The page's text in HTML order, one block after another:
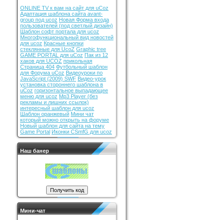
ONLINE TV к вам на сайт для uCoz
Адаптация шаблона сайта avant-
group под ucoz Новая Форма входа
пользователей (под светлый дизайн)
Шаблон софт портала для ucoz
Многофункциональный вид новостей
для ucoz Красные кнопки
стеклянные для UcoZ Graphic tree
GAME PORTAL для uCoz Пак из 12
хаков для UCOZ прикольная
Страница 404 Футбольный шаблон
для Форума uCoz Видеоуроки по
JavaScript (2009) SWF Видео-урок
установка стороннего шаблона в
uCoz горизонтальное выпадающее
меню для ucoz Mp3 Player (без
рекламы и лишних ссылок)
интересный шаблон для ucoz
Шаблон оранжевый Мини чат
который можно открыть на форуме
Новый шаблон для сайта на тему
Game Portal Иконки CSmfG для ucoz
Наш банер
Мини-чат